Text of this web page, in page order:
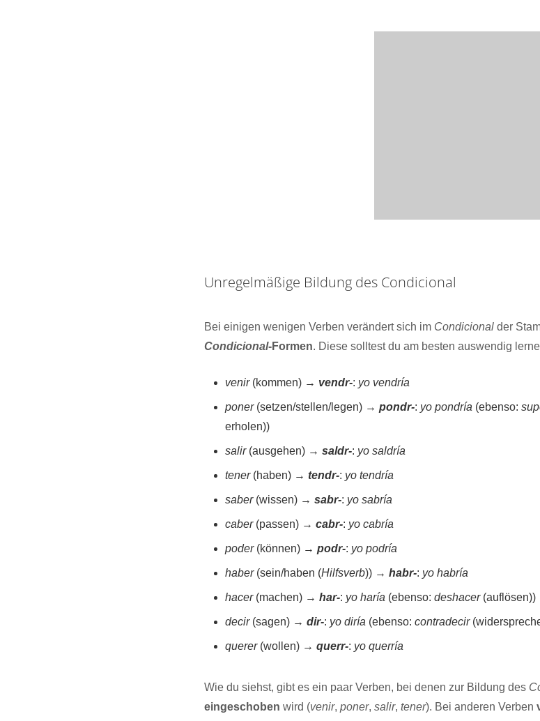
Unregelmäßige Bildung des Condicional
Bei einigen wenigen Verben verändert sich im Condicional der
Condicional-Formen. Diese solltest du am besten auswendig
venir(kommen) → vendr-: yo vendría
poner(setzen/stellen/legen) →pondr-: yo pondría (ebenso:
erholen))
salir(ausgehen) →saldr-: yo saldría
tener(haben) →tendr-: yo tendría
saber(wissen) →sabr-: yo sabría
caber(passen) →cabr-: yo cabría
poder(können) →podr-: yo podría
haber(sein/haben (Hilfsverb)) →habr-: yo habría
hacer(machen) →har-: yo haría (ebenso:deshacer(auflösen))
decir(sagen) →dir-: yo diría (ebenso:contradecir
querer(wollen) →querr-: yo querría
Wie du siehst, gibt es ein paar Verben, bei denen zur Bildung des
eingeschoben wird (venir,poner,salir,tener). Bei anderen Verben